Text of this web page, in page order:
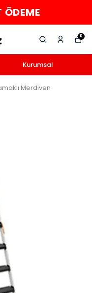
0
Kurumsal
Merdiven